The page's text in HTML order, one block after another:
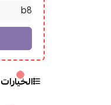
الخيارات